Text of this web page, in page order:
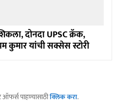
दोनदा UPSC क्रॅक,
कुमार यांची सक्सेस स्टोरी
ऑफर्स पाहण्यासाठीक्लिक करा.